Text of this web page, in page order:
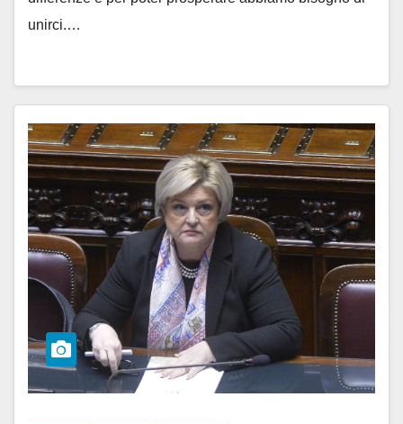
unirci.…